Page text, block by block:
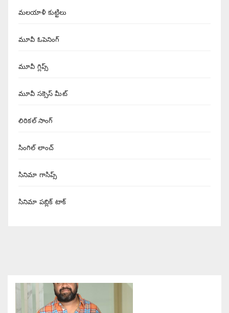
మలయాళీ కుట్టిలు
మూవీ ఓపెనింగ్
మూవీ గ్లిప్స్
మూవీ సక్సెస్ మీట్
లిరికల్ సాంగ్
సింగిల్ లాంచ్
సినిమా గాసిప్స్
సినిమా పబ్లిక్ టాక్